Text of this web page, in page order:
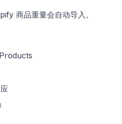
商品重量会自动导入。